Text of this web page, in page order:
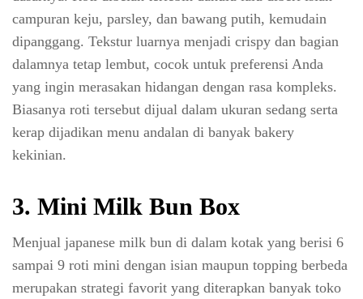
campuran keju, parsley, dan bawang putih, kemudain
dipanggang. Tekstur luarnya menjadi crispy dan bagian
dalamnya tetap lembut, cocok untuk preferensi Anda
yang ingin merasakan hidangan dengan rasa kompleks.
Biasanya roti tersebut dijual dalam ukuran sedang serta
kerap dijadikan menu andalan di banyak bakery
kekinian.
3. Mini Milk Bun Box
Menjual japanese milk bun di dalam kotak yang berisi 6
sampai 9 roti mini dengan isian maupun topping berbeda
merupakan strategi favorit yang diterapkan banyak toko